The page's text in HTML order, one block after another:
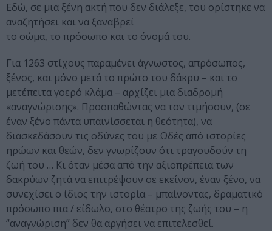
Εδώ, σε μια ξένη ακτή που δεν διάλεξε, του ορίστηκε να
αναζητήσει και να ξαναβρεί
το σώμα, το πρόσωπο και το όνομά του.
Για 1263 στίχους παραμένει άγνωστος, απρόσωπος,
ξένος, και μόνο μετά το πρώτο του δάκρυ – και το
μετέπειτα γοερό κλάμα – αρχίζει μια διαδρομή
«αναγνώρισης». Προσπαθώντας να τον τιμήσουν, (σε
έναν ξένο πάντα υπαινίσσεται η θεότητα), να
διασκεδάσουν τις οδύνες του με Ωδές από ιστορίες
ηρώων και θεών, δεν γνωρίζουν ότι τραγουδούν τη
ζωή του … Κι όταν μέσα από την αξιοπρέπεια των
δακρύων ζητά να επιτρέψουν σε εκείνον, έναν ξένο, να
συνεχίσει ο ίδιος την ιστορία – μπαίνοντας, δραματικό
πρόσωπο πια / είδωλο, στο θέατρο της ζωής του – η
“αναγνώριση” δεν θα αργήσει να επιτελεσθεί.